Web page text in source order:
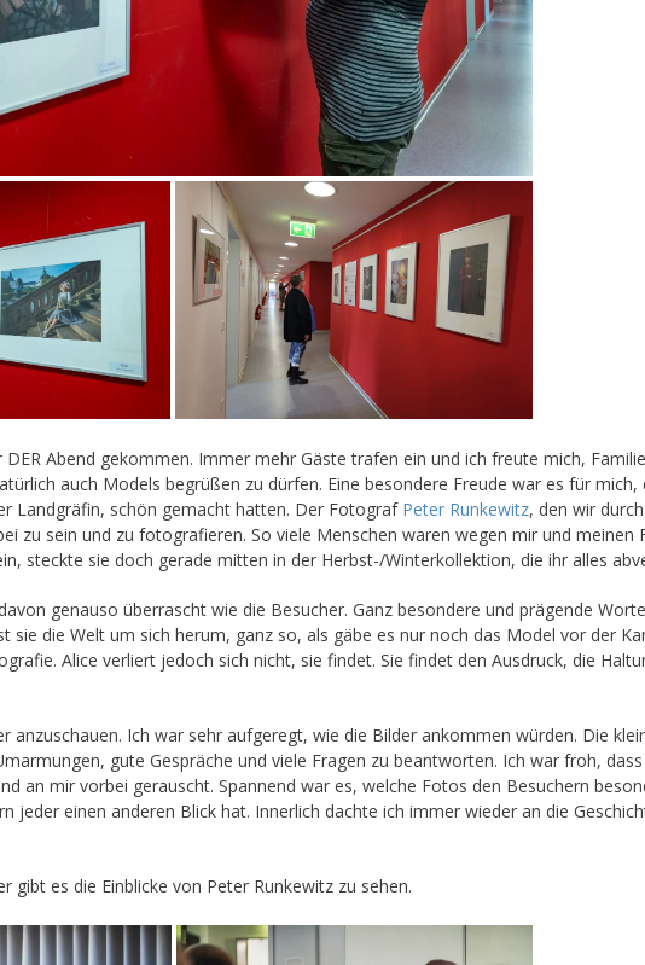
Abend gekommen. Immer mehr Gäste trafen ein und ich freute mich,
auch Models begrüßen zu dürfen. Eine besondere Freude war es für mich,
Landgräfin, schön gemacht hatten. Der Fotograf Peter Runkewitz, den wir
zu sein und zu fotografieren. So viele Menschen waren wegen mir und
steckte sie doch gerade mitten in der Herbst-/Winterkollektion, die ihr alles
genauso überrascht wie die Besucher. Ganz besondere und prägende
die Welt um sich herum, ganz so, als gäbe es nur noch das Model vor der
Alice verliert jedoch sich nicht, sie findet. Sie findet den Ausdruck, die
Ich war sehr aufgeregt, wie die Bilder ankommen würden. Die
gute Gespräche und viele Fragen zu beantworten. Ich war froh,
an mir vorbei gerauscht. Spannend war es, welche Fotos den Besuchern
einen anderen Blick hat. Innerlich dachte ich immer wieder an die
es die Einblicke von Peter Runkewitz zu sehen.